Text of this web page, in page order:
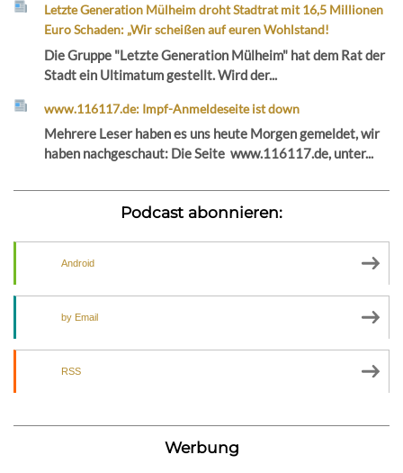
Letzte Generation Mülheim droht Stadtrat mit 16,5 Millionen
Euro Schaden: „Wir scheißen auf euren Wohlstand!
Die Gruppe "Letzte Generation Mülheim" hat dem Rat der
Stadt ein Ultimatum gestellt. Wird der...
www.116117.de: Impf-Anmeldeseite ist down
Mehrere Leser haben es uns heute Morgen gemeldet, wir
haben nachgeschaut: Die Seite www.116117.de, unter...
Podcast abonnieren:
Android
by Email
RSS
Werbung